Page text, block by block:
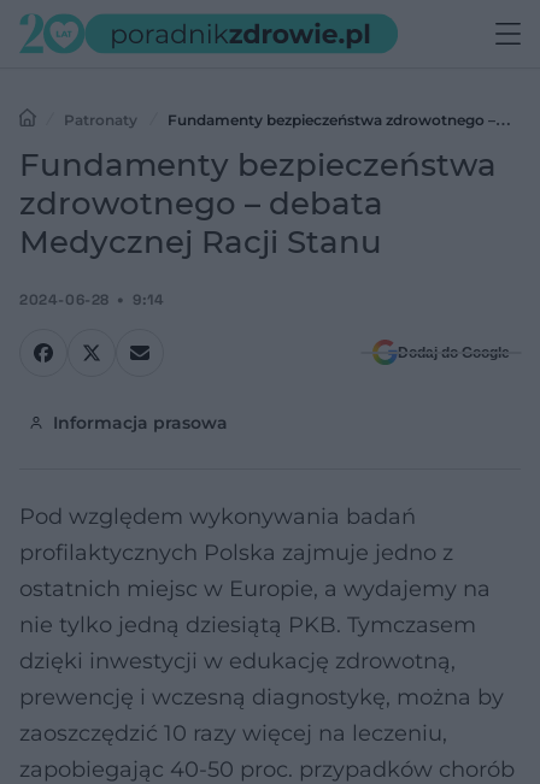
Patronaty
Fundamenty bezpieczeństwa zdrowotnego –
debata Medycznej Racji Stanu
Fundamenty bezpieczeństwa
zdrowotnego – debata
Medycznej Racji Stanu
2024-06-28 9:14
Dodaj do Google
Informacja prasowa
Pod względem wykonywania badań
profilaktycznych Polska zajmuje jedno z
ostatnich miejsc w Europie, a wydajemy na
nie tylko jedną dziesiątą PKB. Tymczasem
dzięki inwestycji w edukację zdrowotną,
prewencję i wczesną diagnostykę, można by
zaoszczędzić 10 razy więcej na leczeniu,
zapobiegając 40-50 proc. przypadków chorób